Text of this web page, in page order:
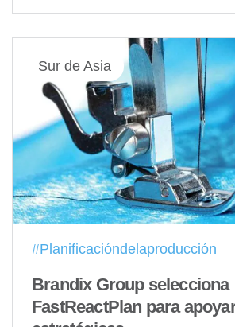
Sur de Asia
#Planificacióndelaproducción
Brandix Group selecciona
FastReactPlan para